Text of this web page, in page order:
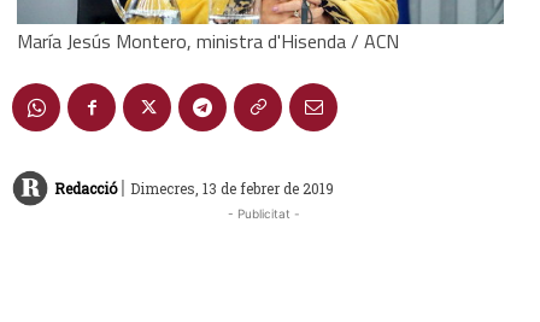
María Jesús Montero, ministra d'Hisenda / ACN
Redacció | Dimecres, 13 de febrer de 2019
- Publicitat -